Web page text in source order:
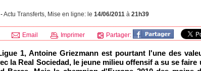
-Actu Transferts, Mise en ligne: le 14/06/2011 à 21h39
Email Imprimer Partager:
1, Antoine Griezmann est pourtant l'une des
la Real Sociedad, le jeune milieu offensif a su se faire